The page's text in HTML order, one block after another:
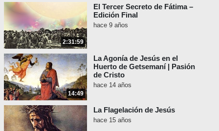
2:31:59
El Tercer Secreto de Fátima –
Edición Final
hace 9 años
14:49
La Agonía de Jesús en el
Huerto de Getsemaní | Pasión
de Cristo
hace 14 años
La Flagelación de Jesús
hace 15 años